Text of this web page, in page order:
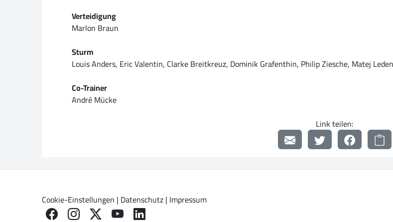
Verteidigung
Marlon Braun
Sturm
Louis Anders, Eric Valentin, Clarke Breitkreuz, Dominik Grafenthin, Philip Ziesche, Matej Leden
Co-Trainer
André Mücke
Link teilen:
Cookie-Einstellungen | Datenschutz| Impressum